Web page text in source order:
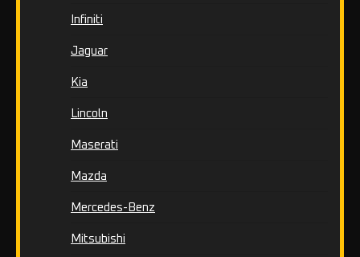
Infiniti
Jaguar
Kia
Lincoln
Maserati
Mazda
Mercedes-Benz
Mitsubishi